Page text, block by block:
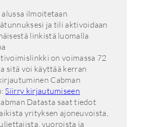
ilmoitetaan
ja tili aktivoidaan
linkistä luomalla
on voimassa 72
sitä voi käyttää kerran
Cabman
Siirry kirjautumiseen
Datasta saat tiedot
yrityksen ajoneuvoista,
vuoroista ja